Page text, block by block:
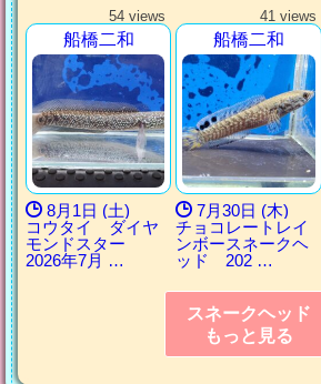
54 views
船橋二和
8月1日 (土)
コウタイ ダイヤ
モンドスター
2026年7月 …
41 views
船橋二和
7月30日 (木)
チョコレートレイ
ンボースネークヘ
ッド 202 …
スネークヘッド
もっと見る